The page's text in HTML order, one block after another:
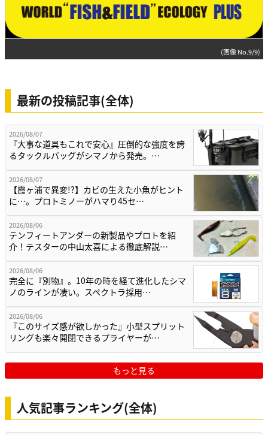
(画像 No.9/9)
最新の投稿記事(全体)
2026/08/07
『大事な道具もこれで安心』圧倒的な強度を誇
るタックルバッグがシマノから発売。…
2026/08/07
【霞ヶ浦で異変!?】カビの生えた小魚がヒント
に…。プロトミノーがハマり45セ…
2026/08/06
テンフィートアンダーの新製品やプロトを紹
介！テスターの中山太喜による徹底解説…
2026/08/06
完全に『別物』。10年の時を経て進化したシマ
ノのラインが凄い。スペクトラ採用…
2026/08/06
『このサイズ感が欲しかった』小型スプリット
リングも楽々開閉できるプライヤーが…
もっと見る
人気記事ランキング(全体)